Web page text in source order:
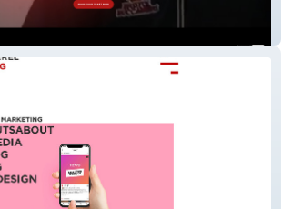
Bristol Buccaneers